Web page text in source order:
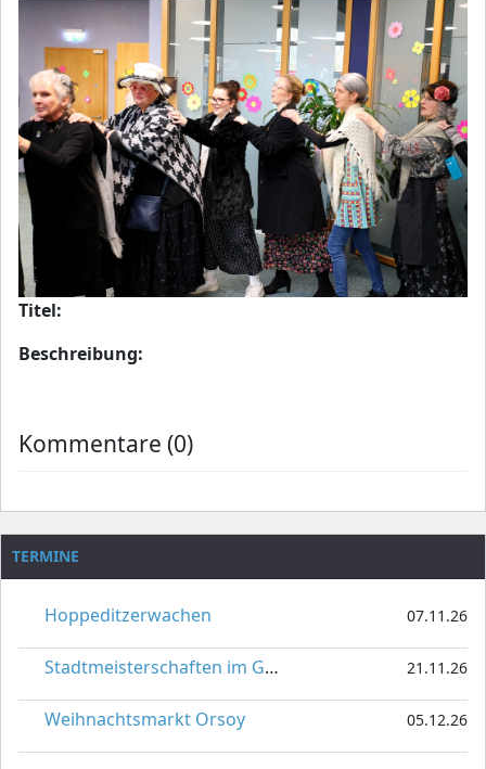
Titel:
Beschreibung:
Kommentare (0)
TERMINE
Hoppeditzerwachen 07.11.26
Stadtmeisterschaften im Gardetanz 21.11.26
Weihnachtsmarkt Orsoy 05.12.26